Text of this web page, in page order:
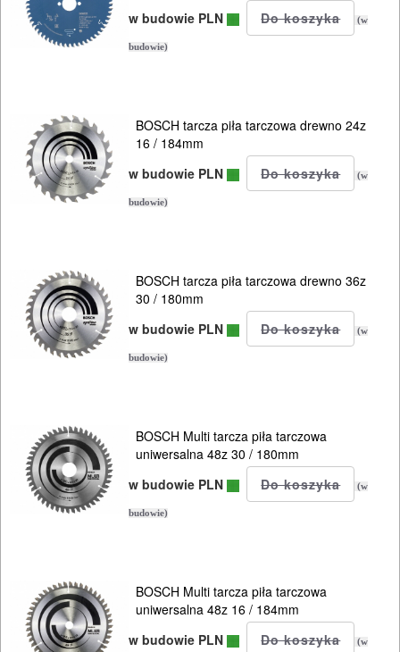
ELEKTRONARZĘDZIA
ELEKTRONARZĘDZIA
AKUMULATOROWE
w budowie PLN
(w
budowie)
BOSCH tarcza piła tarczowa drewno 24z
16 / 184mm
w budowie PLN
(w
budowie)
BOSCH tarcza piła tarczowa drewno 36z
30 / 180mm
w budowie PLN
(w
budowie)
BOSCH Multi tarcza piła tarczowa
uniwersalna 48z 30 / 180mm
w budowie PLN
(w
budowie)
BOSCH Multi tarcza piła tarczowa
uniwersalna 48z 16 / 184mm
w budowie PLN
(w